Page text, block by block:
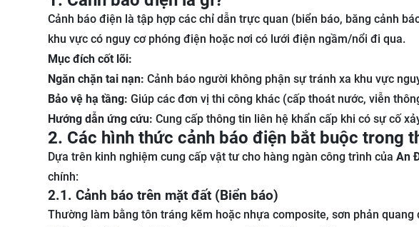
Cảnh báo điện là tập hợp các chỉ dẫn trực quan (biển báo, băng cảnh
khu vực có nguy cơ phóng điện hoặc nơi có lưới điện ngầm/nổi đi qua.
Mục đích cốt lõi:
Ngăn chặn tai nạn: Cảnh báo người không phận sự tránh xa khu vực
Bảo vệ hạ tầng: Giúp các đơn vị thi công khác (cấp thoát nước, viễn
Hướng dẫn ứng cứu: Cung cấp thông tin liên hệ khẩn cấp khi có sự cố
2. Các hình thức cảnh báo điện bắt buộc trong
Dựa trên kinh nghiệm cung cấp vật tư cho hàng ngàn công trình của An
chính:
2.1. Cảnh báo trên mặt đất (Biển báo)
Thường làm bằng tôn tráng kẽm hoặc nhựa composite, sơn phản